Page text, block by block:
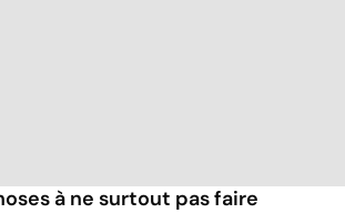
à ne surtout pas faire